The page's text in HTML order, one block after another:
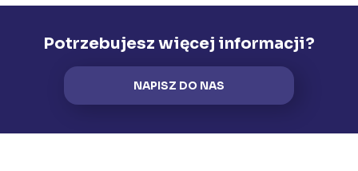
Potrzebujesz więcej informacji?
NAPISZ DO NAS